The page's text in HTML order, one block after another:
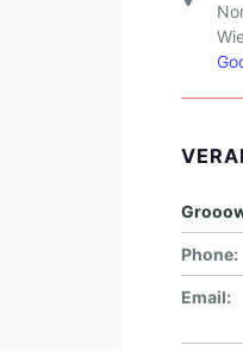
Phone:
Email: